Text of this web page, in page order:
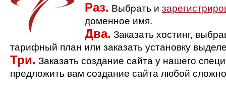
Раз. Выбрать и
доменное имя.
Два. Заказать хостинг,
тарифный план или заказать установку
Три. Заказать создание сайта у нашего
предложить вам создание сайта любой